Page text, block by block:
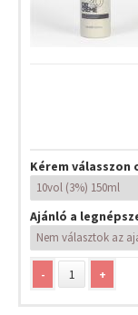
Kérem válasszon
Ajánló a
- +